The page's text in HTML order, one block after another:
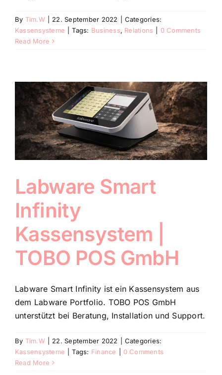
By Tim.W 22. September 2022
Categories:
Kassensysteme
Tags: Business, Relations
0 Comments
Read More
Labware Smart
Infinity
Kassensystem |
TOBO POS GmbH
Labware Smart Infinity ist ein Kassensystem aus
dem Labware Portfolio. TOBO POS GmbH
unterstützt bei Beratung, Installation und Support.
By Tim.W 22. September 2022
Categories:
Kassensysteme
Tags: Finance
0 Comments
Read More